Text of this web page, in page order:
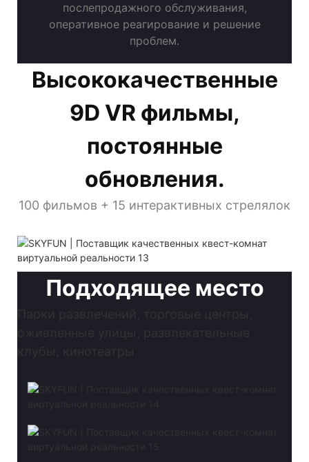
послепродажного обслуживания,
оперативное реагирование и решение
проблем.
Высококачественные
9D VR фильмы,
постоянные
обновления.
100 фильмов + 15 интерактивных стрелялок
Подходящее место